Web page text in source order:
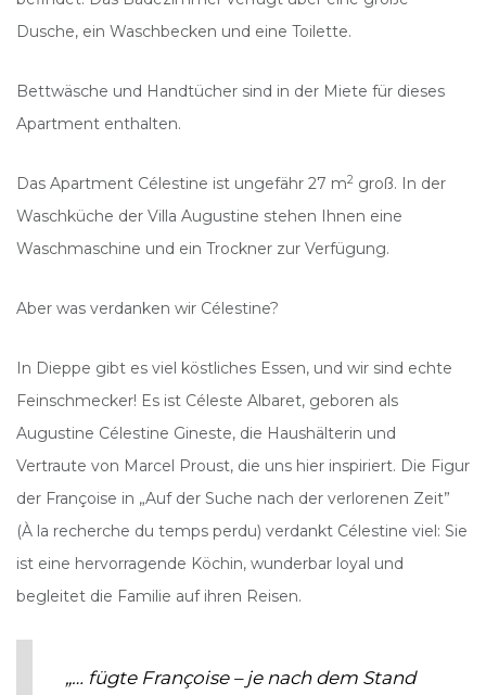
Dusche, ein Waschbecken und eine Toilette.
Bettwäsche und Handtücher sind in der Miete für dieses
Apartment enthalten.
Das Apartment Célestine ist ungefähr 27 m2 groß. In der
Waschküche der Villa Augustine stehen Ihnen eine
Waschmaschine und ein Trockner zur Verfügung.
Aber was verdanken wir Célestine?
In Dieppe gibt es viel köstliches Essen, und wir sind echte
Feinschmecker! Es ist Céleste Albaret, geboren als
Augustine Célestine Gineste, die Haushälterin und
Vertraute von Marcel Proust, die uns hier inspiriert. Die Figur
der Françoise in „Auf der Suche nach der verlorenen Zeit”
(À la recherche du temps perdu) verdankt Célestine viel: Sie
ist eine hervorragende Köchin, wunderbar loyal und
begleitet die Familie auf ihren Reisen.
„… fügte Françoise – je nach dem Stand